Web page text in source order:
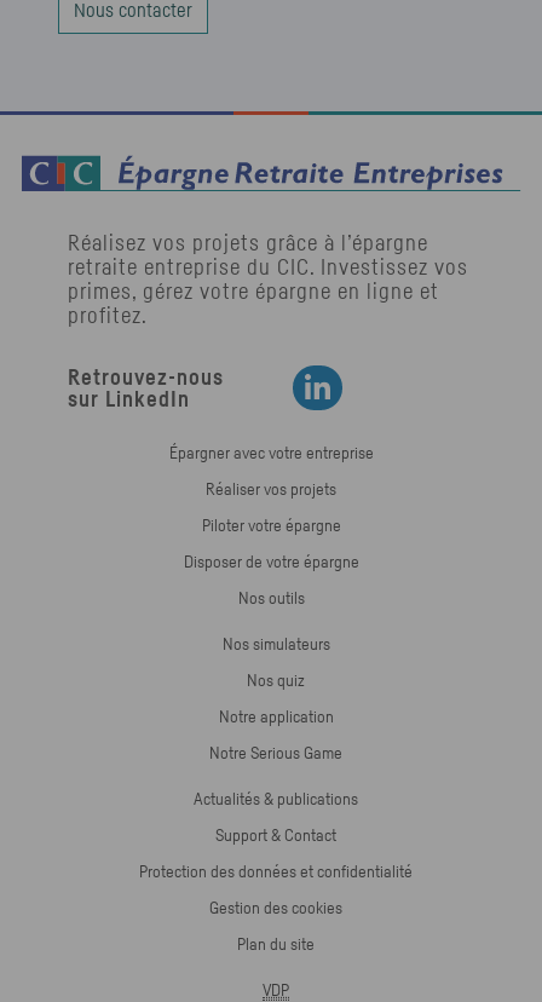
Nous contacter
Réalisez vos projets grâce à l’épargne
retraite entreprise du CIC. Investissez vos
primes, gérez votre épargne en ligne et
profitez.
Retrouvez-nous
sur LinkedIn
Retrouvez-nous sur LinkedIn
Épargner avec votre entreprise
Réaliser vos projets
Piloter votre épargne
Disposer de votre épargne
Nos outils
Nos simulateurs
Nos quiz
Notre application
Notre Serious Game
Actualités & publications
Support & Contact
Protection des données et confidentialité
Gestion des cookies
Plan du site
VDP